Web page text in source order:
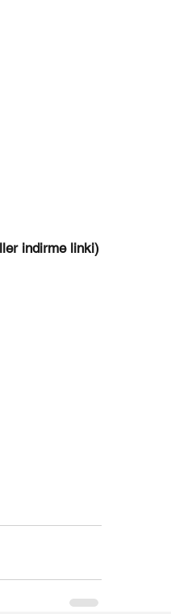
indirme linki)